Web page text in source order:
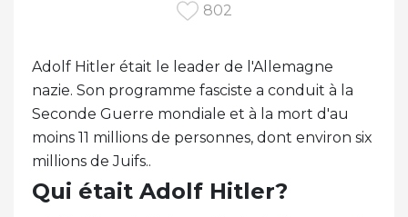
802
Adolf Hitler était le leader de l'Allemagne
nazie. Son programme fasciste a conduit à la
Seconde Guerre mondiale et à la mort d'au
moins 11 millions de personnes, dont environ six
millions de Juifs..
Qui était Adolf Hitler?